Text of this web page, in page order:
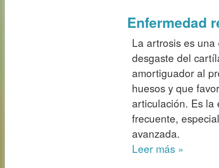
Enfermedad
La artrosis es
desgaste del
amortiguador al
huesos y que
articulación. Es la
frecuente,
avanzada.
Leer más »